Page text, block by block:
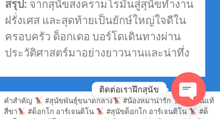
สรุป: จากสุนัขสงครามโรมันสู่สุนัขทำงาน
ฝรั่งเศส และสุดท้ายเป็นยักษ์ใหญ่ใจดีใน
ครอบครัว ด็อกเดอ บอร์โดเดินทางผ่าน
ประวัติศาสตร์มาอย่างยาวนานและน่าทึ่ง
คำสำคัญ #สุนัขพันธุ์ขนาดกลาง #น้องหมาน่ารัก
#เพื่อนแท้
สี่ขา
#ด็อกโก อาร์เจนติโน #สุนัขด็อกโก อาร์เจนติโน
#ด็
ติดต่อเราฝึกสุนัข
O
P